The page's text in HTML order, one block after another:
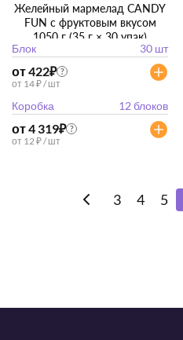
Желейный мармелад CANDY
FUN с фруктовым вкусом
1050 г (35 г × 30 упак)
Блок
30 шт
от 422₽ ?
от 14 ₽ / шт
Коробка 12 блоков
от 4 319₽ ?
от 12 ₽ / шт
3 4 5